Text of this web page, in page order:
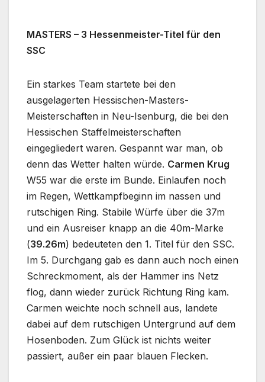
MASTERS – 3 Hessenmeister-Titel für den
SSC
Ein starkes Team startete bei den
ausgelagerten Hessischen-Masters-
Meisterschaften in Neu-Isenburg, die bei den
Hessischen Staffelmeisterschaften
eingegliedert waren. Gespannt war man, ob
denn das Wetter halten würde. Carmen Krug
W55 war die erste im Bunde. Einlaufen noch
im Regen, Wettkampfbeginn im nassen und
rutschigen Ring. Stabile Würfe über die 37m
und ein Ausreiser knapp an die 40m-Marke
(39.26m) bedeuteten den 1. Titel für den SSC.
Im 5. Durchgang gab es dann auch noch einen
Schreckmoment, als der Hammer ins Netz
flog, dann wieder zurück Richtung Ring kam.
Carmen weichte noch schnell aus, landete
dabei auf dem rutschigen Untergrund auf dem
Hosenboden. Zum Glück ist nichts weiter
passiert, außer ein paar blauen Flecken.